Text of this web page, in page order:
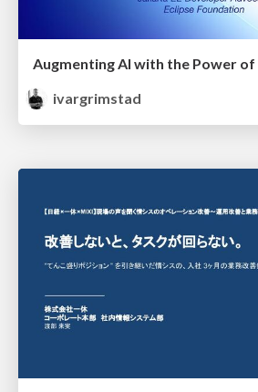
Augmenting AI with the Power of
ivargrimstad